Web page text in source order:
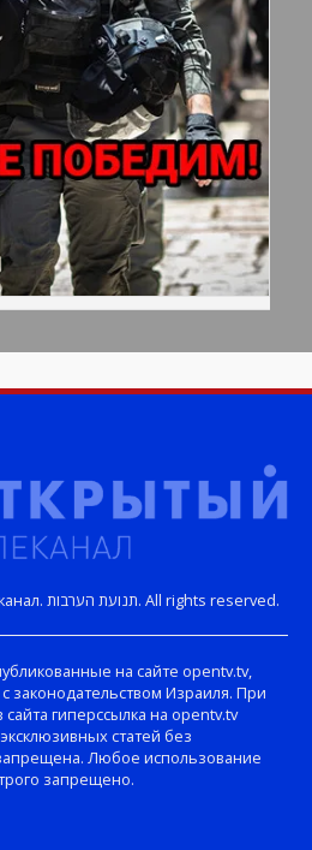
Copyright © Открытый телеканал. תנועת הערבות. All rights reserved.
на сайте opentv.tv,
законодательством Израиля. При
гиперссылка на opentv.tv
статей без
Любое использование
запрещено.